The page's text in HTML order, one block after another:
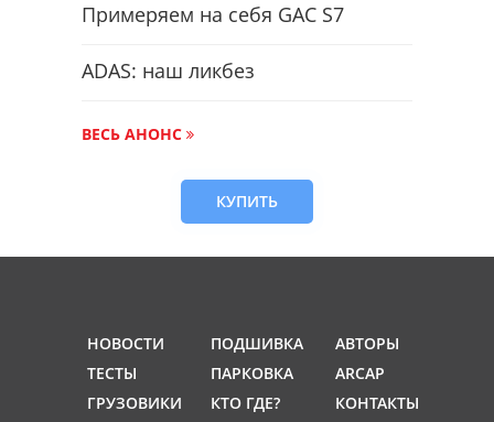
Примеряем на себя GAC S7
ADAS: наш ликбез
ВЕСЬ АНОНС
КУПИТЬ
НОВОСТИ
ТЕСТЫ
ГРУЗОВИКИ
ПОДШИВКА
ПАРКОВКА
КТО ГДЕ?
АВТОРЫ
ARCAP
КОНТАКТЫ